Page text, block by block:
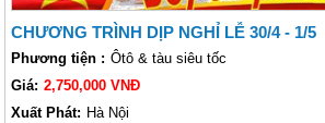
CHƯƠNG TRÌNH DỊP NGHỈ LỄ 30/4 - 1/5
Phương tiện : Ôtô & tàu siêu tốc
Giá: 2,750,000 VNĐ
Xuất Phát: Hà Nội